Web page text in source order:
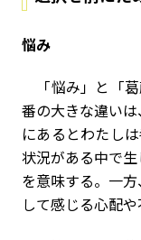
悩み
「悩み」と「
番の大きな違い
にあるとわたし
状況がある中で
を意味する。一
して感じる心配